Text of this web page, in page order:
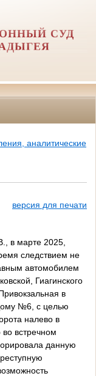
СУД
аналитические
версия для печати
в марте 2025,
следствием не
автомобилем
Гиагинского
в
№6, с целью
налево в
встречном
данную